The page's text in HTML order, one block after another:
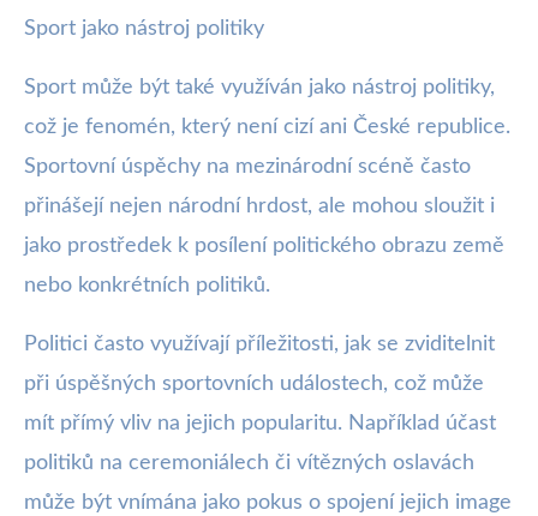
Sport jako nástroj politiky
Sport může být také využíván jako nástroj politiky,
což je fenomén, který není cizí ani České republice.
Sportovní úspěchy na mezinárodní scéně často
přinášejí nejen národní hrdost, ale mohou sloužit i
jako prostředek k posílení politického obrazu země
nebo konkrétních politiků.
Politici často využívají příležitosti, jak se zviditelnit
při úspěšných sportovních událostech, což může
mít přímý vliv na jejich popularitu. Například účast
politiků na ceremoniálech či vítězných oslavách
může být vnímána jako pokus o spojení jejich image